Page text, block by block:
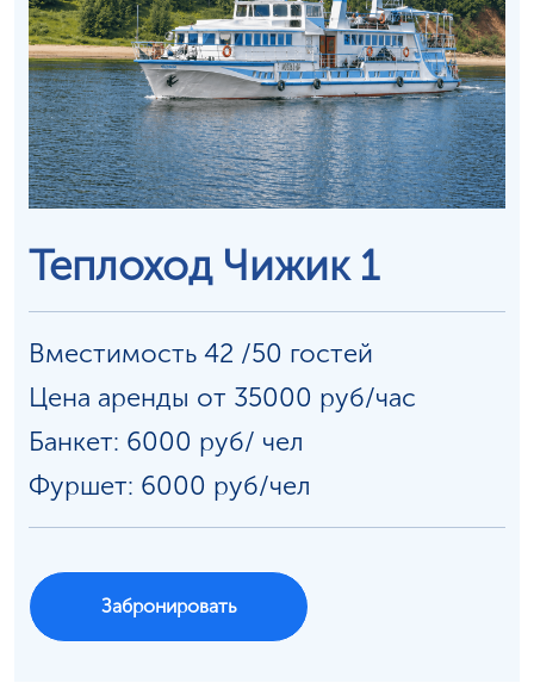
Теплоход Чижик 1
Вместимость 42 /50 гостей
Цена аренды от 35000 руб/час
Банкет: 6000 руб/ чел
Фуршет: 6000 руб/чел
Забронировать